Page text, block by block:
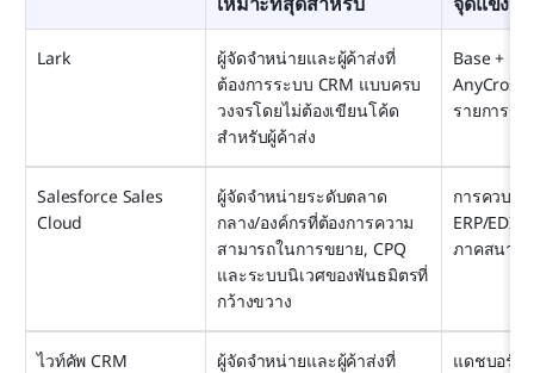
Lark
ผู้จัดจำหน่ายและผู้ค้าส่งที่
ต้องการระบบ CRM แบบครบ
วงจรโดยไม่ต้องเขียนโค้ด
สำหรับผู้ค้าส่ง
Base + ก
AnyCross
รายการร
Salesforce Sales
Cloud
ผู้จัดจำหน่ายระดับตลาด
กลาง/องค์กรที่ต้องการความ
สามารถในการขยาย, CPQ
และระบบนิเวศของพันธมิตรที่
กว้างขวาง
การควบคุ
ERP/EDI
ภาคสนาม
ไวท์คัพ CRM
ผู้จัดจำหน่ายและผู้ค้าส่งที่
แดชบอร์ด